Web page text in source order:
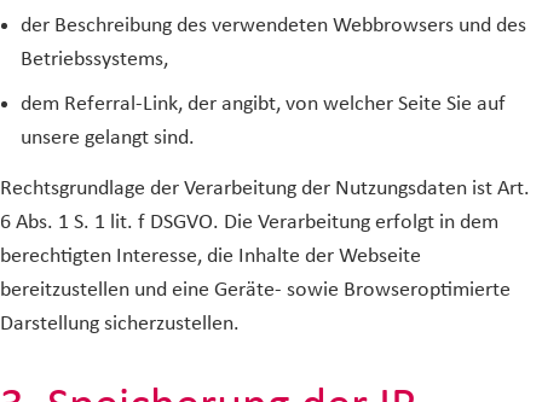
der Beschreibung des verwendeten Webbrowsers und des
Betriebssystems,
dem Referral-Link, der angibt, von welcher Seite Sie auf
unsere gelangt sind.
Rechtsgrundlage der Verarbeitung der Nutzungsdaten ist Art.
6 Abs. 1 S. 1 lit. f DSGVO. Die Verarbeitung erfolgt in dem
berechtigten Interesse, die Inhalte der Webseite
bereitzustellen und eine Geräte- sowie Browseroptimierte
Darstellung sicherzustellen.